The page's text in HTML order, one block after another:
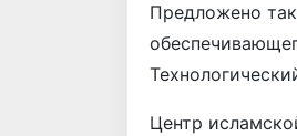
Предложено
Центр